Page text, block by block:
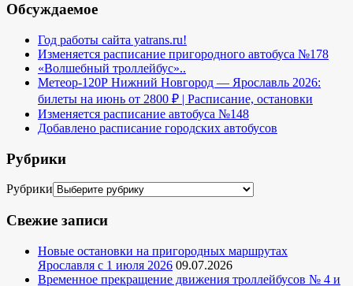
Обсуждаемое
Год работы сайта yatrans.ru!
Изменяется расписание пригородного автобуса №178
«Волшебный троллейбус»..
Метеор-120Р Нижний Новгород — Ярославль 2026:
билеты на июнь от 2800 ₽ | Расписание, остановки
Изменяется расписание автобуса №148
Добавлено расписание городских автобусов
Рубрики
Рубрики
Свежие записи
Новые остановки на пригородных маршрутах
Ярославля с 1 июля 2026 09.07.2026
Временное прекращение движения троллейбусов № 4 и